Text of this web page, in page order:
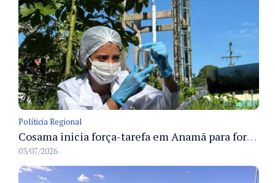
Políticia Regional
Cosama inicia força-tarefa em Anamã para fortalecer abastecimento de água e segurança hídrica da população
03/07/2026